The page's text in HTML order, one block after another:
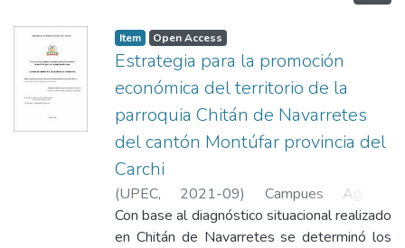
Item Open Access
Estrategia para la promoción
económica del territorio de la
parroquia Chitán de Navarretes
del cantón Montúfar provincia del
Carchi
(UPEC, 2021-09) Campues Aguirre,
Carmen Patricia;Loor Zambrano, Wendy
Paola
Con base al diagnóstico situacional realizado
en Chitán de Navarretes se determinó los